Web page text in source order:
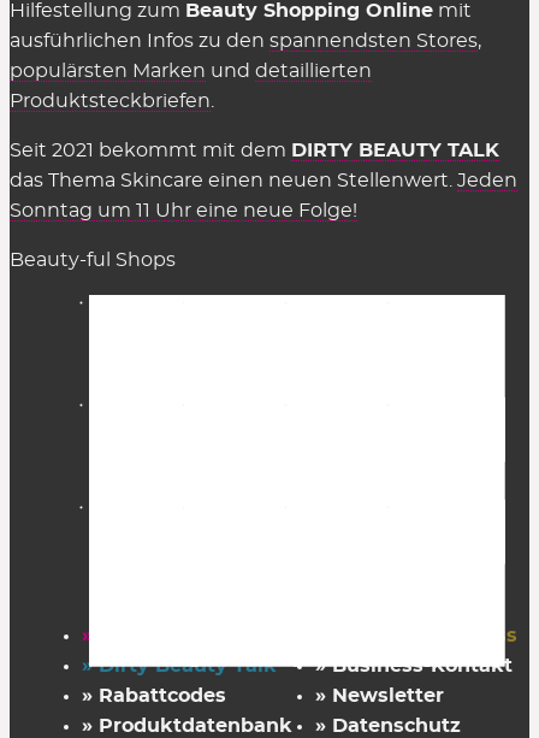
Hilfestellung zum Beauty Shopping Online mit
ausführlichen Infos zu den spannendsten Stores,
populärsten Marken und detaillierten
Produktsteckbriefen
Seit 2021 bekommt mit dem DIRTY BEAUTY TALK
das Thema Skincare einen neuen Stellenwert. Jeden
Sonntag um 11 Uhr eine neue Folge!
Beauty-ful Shops
» Startseite
» Dirty Beauty Talk
» Rabattcodes
» Produktdatenbank
» FAZ Kaufkompass
» Business-Kontakt
» Newsletter
» Datenschutz